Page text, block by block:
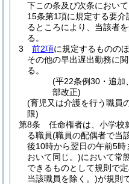
下この条及び次条におい
15条第1項に規定する要
るところにより、当該者
る。
3
前2項に規定するものの
その他の早出遅出勤務に
る。
(平22条例30・追加
部改正)
(育児又は介護を行う職員
限)
第8条
任命権者は、小学校
る職員(職員の配偶者で当
後10時から翌日の午前5
おいて同じ。)において常
できるものとして規則で
当該職員を除く。)が規則